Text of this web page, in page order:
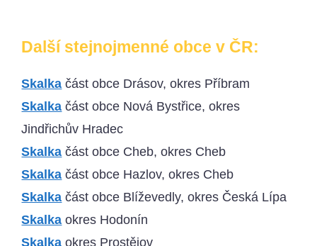
Další stejnojmenné obce v ČR:
Skalka část obce Drásov, okres Příbram
Skalka část obce Nová Bystřice, okres
Jindřichův Hradec
Skalka část obce Cheb, okres Cheb
Skalka část obce Hazlov, okres Cheb
Skalka část obce Blíževedly, okres Česká Lípa
Skalka okres Hodonín
Skalka okres Prostějov